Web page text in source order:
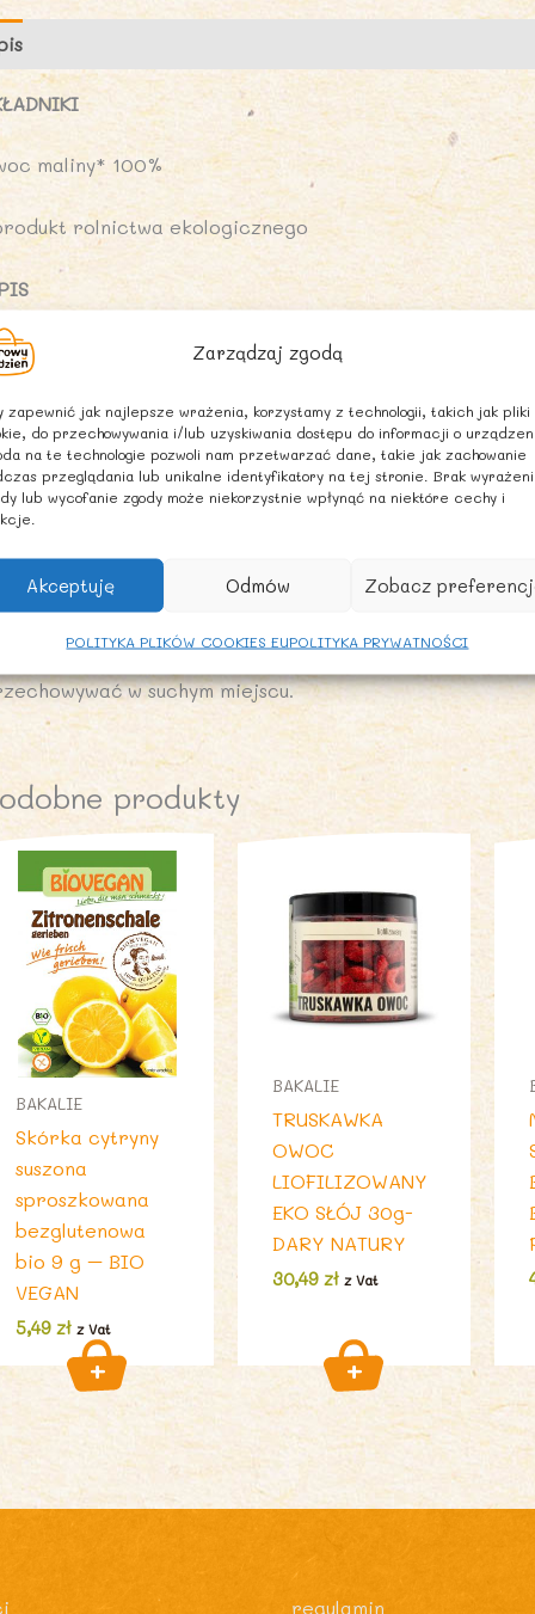
Zarządzaj zgodą
zapewnić jak najlepsze wrażenia, korzystamy z technologii, takich jak pliki
do przechowywania i/lub uzyskiwania dostępu do informacji o
na te technologie pozwoli nam przetwarzać dane, takie jak zachowanie
przeglądania lub unikalne identyfikatory na tej stronie. Brak
lub wycofanie zgody może niekorzystnie wpłynąć na niektóre cechy i
Akceptuję Odmów Zobacz
POLITYKA PLIKÓW COOKIES EUPOLITYKA PRYWATNOŚCI
maliny* 100%
rolnictwa ekologicznego
owoce malin są smacznym dodatkiem do
jesienno-zimowym. Mogą być wykorzystywane
musli oraz wszelkiego rodzaju deserów.
UŻYCIA
łyżeczkę zalać szklanką wrzątku i pozostawić pod
w suchym miejscu.
produkty
BAKALIE
Skórka cytryny
suszona
sproszkowana
bezglutenowa
bio 9 g – BIO
VEGAN
5,49zł z Vat
BAKALIE
TRUSKAWKA
OWOC
LIOFILIZOWANY
EKO SŁÓJ 30g-
DARY NATURY
30,49 zł z Vat
regulamin